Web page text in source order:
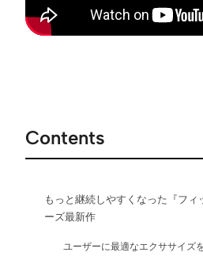
Contents
もっと継続しやすくなった『フィ
ーズ最新作
ユーザーに最適なエクササイズ